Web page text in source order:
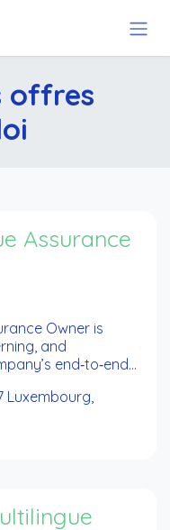
offres
Assurance
Owner is
and
end‑to‑end
accuracy of
chain.
Luxembourg,